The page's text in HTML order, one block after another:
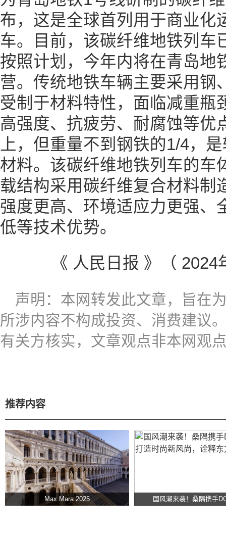
布，这是全球首列用于商业化
车。目前，该碳纤维地铁列车
按照计划，今年内将在青岛地
营。传统地铁车辆主要采用钢
受制于材料特性，面临减重瓶
高强度、抗疲劳、耐腐蚀等优
上，但重量不到钢铁的1/4，
材料。该碳纤维地铁列车的车
载结构采用碳纤维复合材料制
强度更高、环境适应力更强、
低等技术优势。
《 人民日报 》（ 2024
声明：本网转发此文章，旨在
所涉内容不构成投资、消费建议
有关方核实，文章观点非本网观
推荐内容
Max Mara 2025 国风潮来袭！桑隅携手